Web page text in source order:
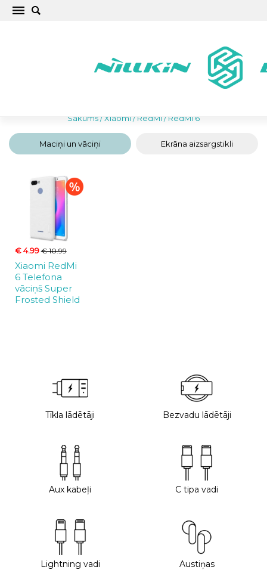
Sākums/ Xiaomi / RedMi / RedMi 6
Maciņi un vāciņi Ekrāna aizsargstikli
€ 4.99€ 10.99
Xiaomi RedMi
6 Telefona
vāciņš Super
Frosted Shield
Tīkla lādētāji Bezvadu lādētāji
Aux kabeļi C tipa vadi
Lightning vadi Austiņas